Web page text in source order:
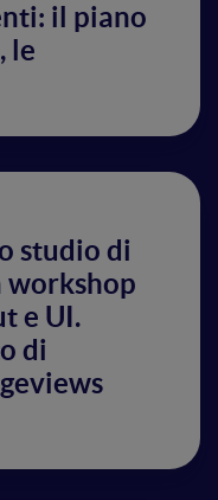
il piano
le
studio di
workshop
e UI.
di